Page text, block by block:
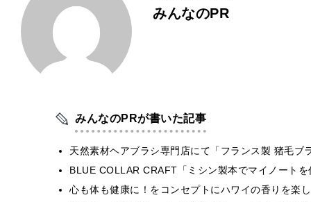
みんなのPR
みんなのPRが書いた記事
天然素材ヘアブラシ専門店にて「フランス製 猪毛ブ
BLUE COLLAR CRAFT「ミシン製本でマイノート
心も体も健康に！をコンセプトにハワイの香りを楽